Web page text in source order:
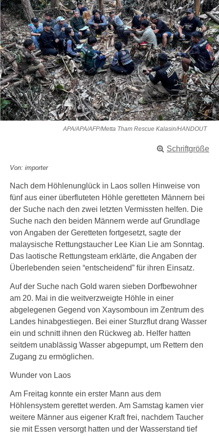
APA/APA/AFP/Metta Tham Rescue Kalasin/HANDOUT
Schriftgröße
Von: importer
Nach dem Höhlenunglück in Laos sollen Hinweise von
fünf aus einer überfluteten Höhle geretteten Männern bei
der Suche nach den zwei letzten Vermissten helfen. Die
Suche nach den beiden Männern werde auf Grundlage
von Angaben der Geretteten fortgesetzt, sagte der
malaysische Rettungstaucher Lee Kian Lie am Sonntag.
Das laotische Rettungsteam erklärte, die Angaben der
Überlebenden seien “entscheidend” für ihren Einsatz.
Auf der Suche nach Gold waren sieben Dorfbewohner
am 20. Mai in die weitverzweigte Höhle in einer
abgelegenen Gegend von Xaysomboun im Zentrum des
Landes hinabgestiegen. Bei einer Sturzflut drang Wasser
ein und schnitt ihnen den Rückweg ab. Helfer hatten
seitdem unablässig Wasser abgepumpt, um Rettern den
Zugang zu ermöglichen.
Wunder von Laos
Am Freitag konnte ein erster Mann aus dem
Höhlensystem gerettet werden. Am Samstag kamen vier
weitere Männer aus eigener Kraft frei, nachdem Taucher
sie mit Essen versorgt hatten und der Wasserstand tief